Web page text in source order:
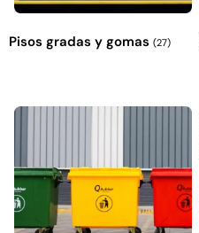
Pisos gradas y gomas (27)